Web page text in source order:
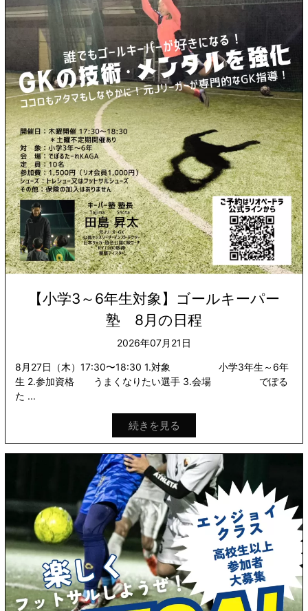
【小学3～6年生対象】ゴールキーパー
塾 8月の日程
2026年07月21日
8月27日（木）17:30〜18:30 1.対象 小学3年生～6年
生 2.参加資格 うまくなりたい選手 3.会場 でぽる
た ...
続きを見る